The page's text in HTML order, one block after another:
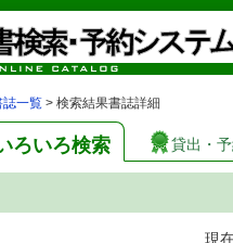
誌一覧 > 検索結果書誌詳細
ろいろ検索 貸出・
現